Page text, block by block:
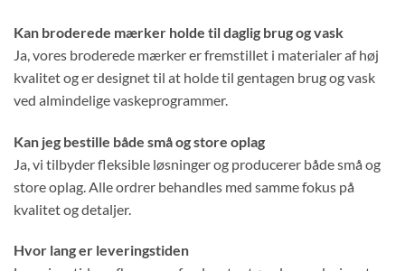
Kan broderede mærker holde til daglig brug og vask
Ja, vores broderede mærker er fremstillet i materialer af høj
kvalitet og er designet til at holde til gentagen brug og vask
ved almindelige vaskeprogrammer.
Kan jeg bestille både små og store oplag
Ja, vi tilbyder fleksible løsninger og producerer både små og
store oplag. Alle ordrer behandles med samme fokus på
kvalitet og detaljer.
Hvor lang er leveringstiden